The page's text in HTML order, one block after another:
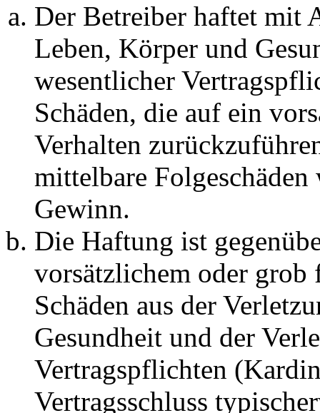
Der Betreiber haftet mit
Leben, Körper und
wesentlicher
Schäden, die auf ein
Verhalten
mittelbare Folgeschäden
Gewinn.
Die Haftung ist
vorsätzlichem oder grob
Schäden aus der
Gesundheit und der
Vertragspflichten
Vertragsschluss